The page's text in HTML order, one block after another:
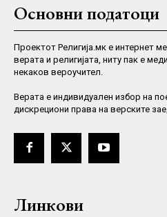
Основни податоци
Проектот Религија.мк е интернет
верата и религијата, ниту пак е
некаков вероучител.
Верaта е индивидуален избор на
дискрециони права на верските
Линкови